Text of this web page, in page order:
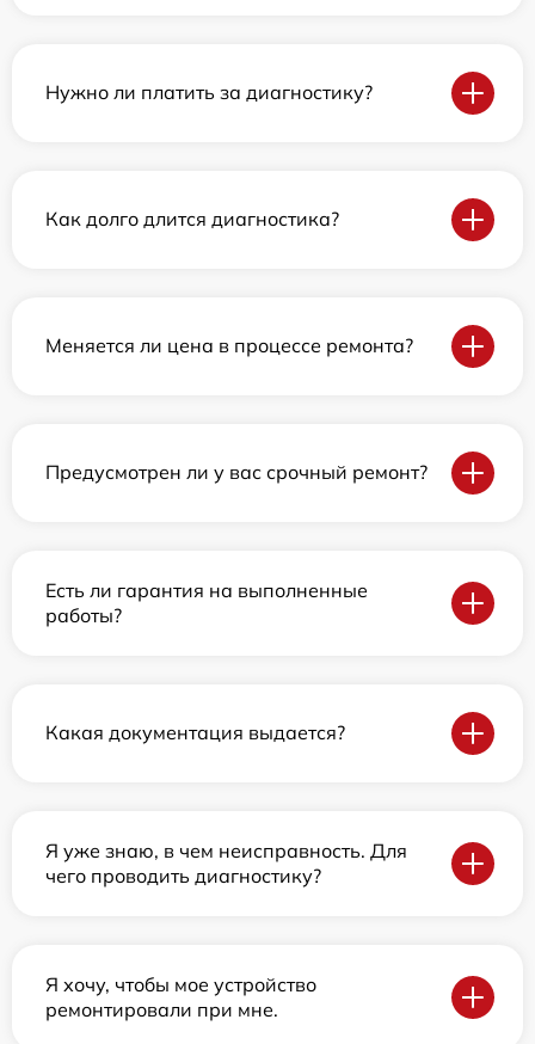
Нужно ли платить за диагностику?
Как долго длится диагностика?
Меняется ли цена в процессе ремонта?
Предусмотрен ли у вас срочный ремонт?
Есть ли гарантия на выполненные
работы?
Какая документация выдается?
Я уже знаю, в чем неисправность. Для
чего проводить диагностику?
Я хочу, чтобы мое устройство
ремонтировали при мне.